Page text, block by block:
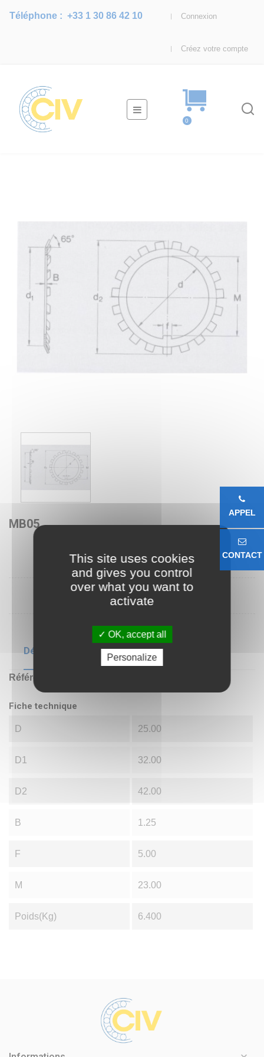
Connexion
Créez votre compte
Téléphone :+33 1 30 86 42 10
Basculer
la
☰
0
MB05
Détails du produit
Référence
Fiche technique
D 25.00
D1 32.00
D2 42.00
B 1.25
F 5.00
M 23.00
Poids(Kg) 6.400
APPEL
CONTACT
This site uses cookies
and gives you control
over what you want to
activate
OK, accept all
Personalize